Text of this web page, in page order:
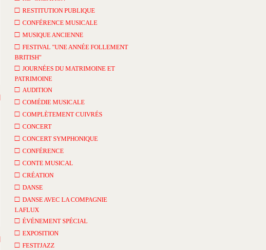
□ RESTITUTION PUBLIQUE
□ CONFÉRENCE MUSICALE
□ MUSIQUE ANCIENNE
□ FESTIVAL "UNE ANNÉE FOLLEMENT
BRITISH"
□ JOURNÉES DU MATRIMOINE ET
PATRIMOINE
□ AUDITION
□ COMÉDIE MUSICALE
□ COMPLÈTEMENT CUIVRÉS
□ CONCERT
□ CONCERT SYMPHONIQUE
□ CONFÉRENCE
□ CONTE MUSICAL
□ CRÉATION
□ DANSE
□ DANSE AVEC LA COMPAGNIE
LAFLUX
□ ÉVÉNEMENT SPÉCIAL
□ EXPOSITION
□ FESTI'JAZZ